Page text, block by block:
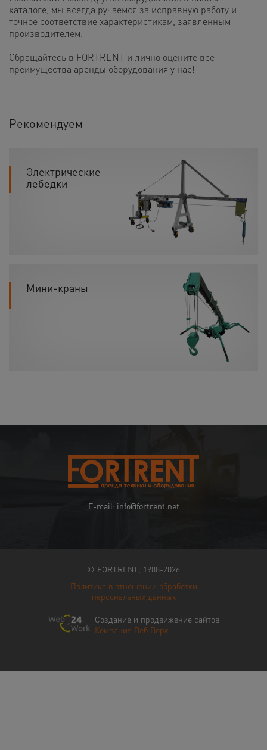
каталоге, мы всегда ручаемся за исправную работу и
точное соответствие характеристикам, заявленным
производителем.
Обращайтесь в FORTRENT и лично оцените все
преимущества аренды оборудования у нас!
Рекомендуем
Электрические
лебедки
Мини-краны
E-mail: info@fortrent.net
© FORTRENT, 1988-2026
Политика в отношении обработки
персональных данных
Создание и продвижение сайтов
Компания Веб Ворк